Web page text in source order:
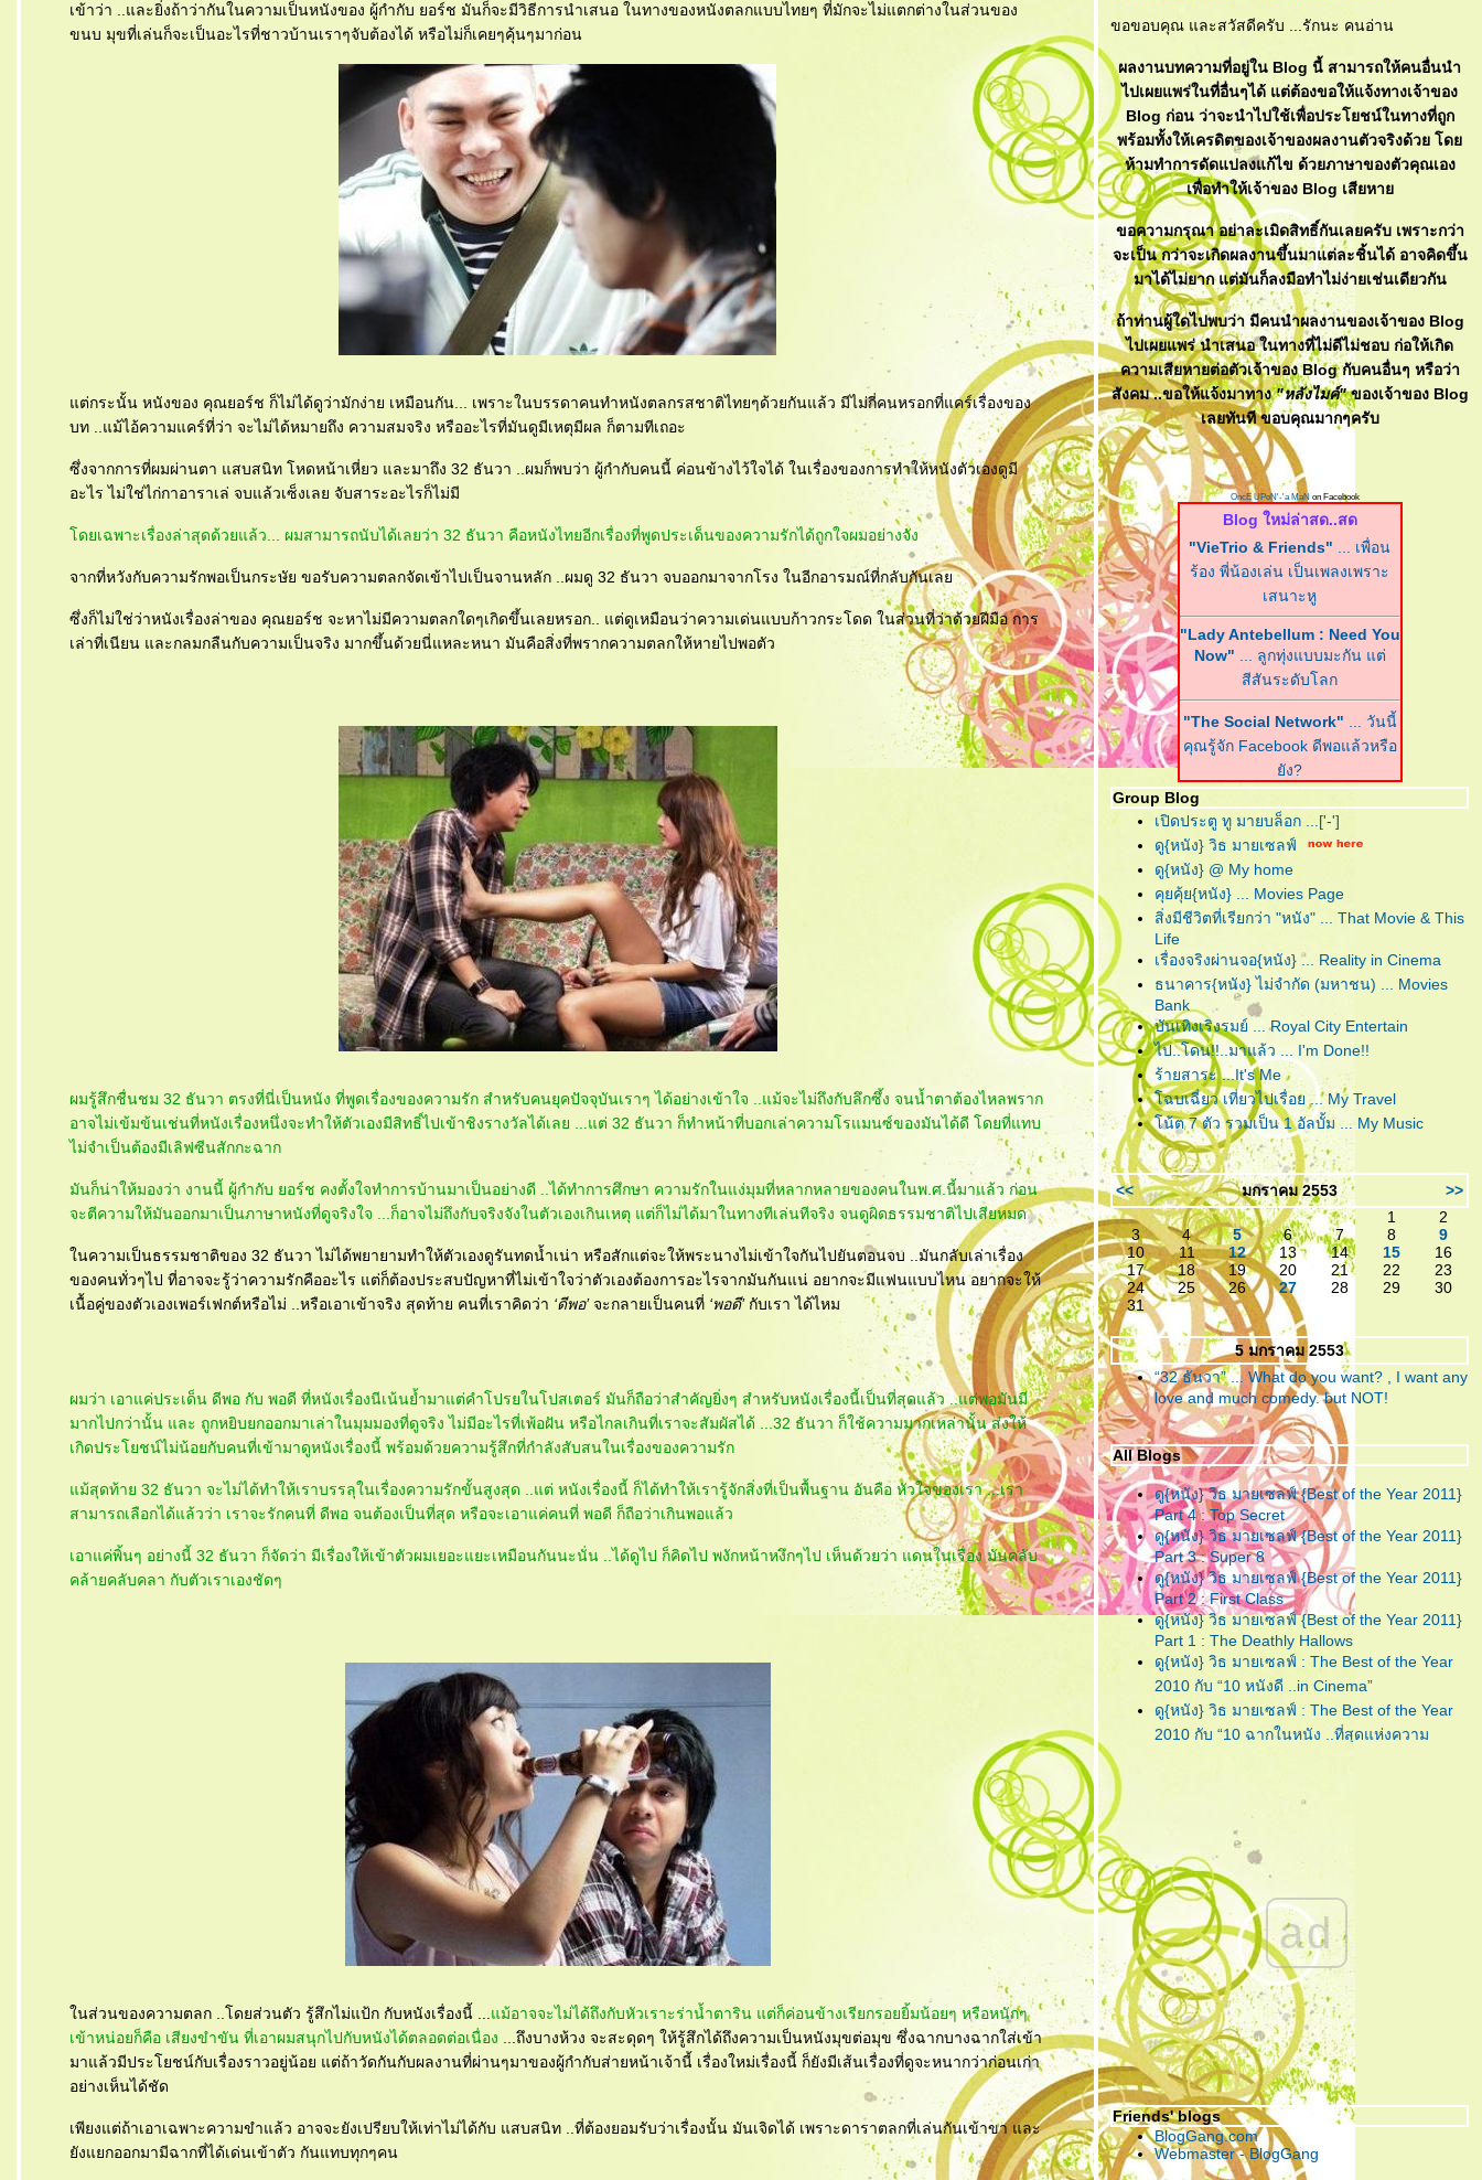
เข้าว่า ..และยิ่งถ้าว่ากันในความเป็นหนังของ ผู้กำกับ ยอร์ช มันก็จะมีวิธีการนำเสนอ ในทางของหนังตลกแบบไทยๆ ที่มักจะไม่แตกต่างในส่วนของ
ขนบ มุขที่เล่นก็จะเป็นอะไรที่ชาวบ้านเราๆจับต้องได้ หรือไม่ก็เคยๆคุ้นๆมาก่อน
ต่กระนั้น หนังของ คุณยอร์ช ก็ไม่ได้ดูว่ามักง่าย เหมือนกัน... เพราะในบรรดาคนทำหนังตลกรสชาติไทยๆด้วยกันแล้ว มีไม่กี่คนหรอกที่แคร์เรื่องของ
บท ..แม้ไอ้ความแคร์ที่ว่า จะไม่ได้หมายถึง ความสมจริง หรืออะไรที่มันดูมีเหตุมีผล ก็ตามทีเถอะ
ซึ่งจากการที่ผมผ่านตา แสบสนิท โหดหน้าเหี่ยว และมาถึง 32 ธันวา ..ผมก็พบว่า ผู้กำกับคนนี้ ค่อนข้างไว้ใจได้ ในเรื่องของการทำให้หนังตัวเองดูมี
อะไร ไม่ใช่ไก่กาอาราเล่ จบแล้วเซ็งเลย จับสาระอะไรก็ไม่มี
ดยเฉพาะเรื่องล่าสุดด้วยแล้ว... ผมสามารถนับได้เลยว่า 32 ธันวา คือหนังไทยอีกเรื่องที่พูดประเด็นของความรักได้ถูกใจผมอย่างจัง
จากที่หวังกับความรักพอเป็นกระษัย ขอรับความตลกจัดเข้าไปเป็นจานหลัก ..ผมดู 32 ธันวา จบออกมาจากโรง ในอีกอารมณ์ที่กลับกันเล
ซึ่งก็ไม่ใช่ว่าหนังเรื่องล่าของ คุณยอร์ช จะหาไม่มีความตลกใดๆเกิดขึ้นเลยหรอก.. แต่ดูเหมือนว่าความเด่นแบบก้าวกระโดด ในส่วนที่ว่าด้วยฝีมือ การ
เล่าที่เนียน และกลมกลืนกับความเป็นจริง มากขึ้นด้วยนี่แหละหนา มันคือสิ่งที่พรากความตลกให้หายไปพอตัว
ผมรู้สึกชื่นชม 32 ธันวา ตรงที่นี่เป็นหนัง ที่พูดเรื่องของความรัก สำหรับคนยุคปัจจุบันเราๆ ได้อย่างเข้าใจ ..แม้จะไม่ถึงกับลึกซึ้ง จนน้ำตาต้องไหลพราก
อาจไม่เข้มข้นเช่นที่หนังเรื่องหนึ่งจะทำให้ตัวเองมีสิทธิ์ไปเข้าชิงรางวัลได้เลย ...แต่ 32 ธันวา ก็ทำหน้าที่บอกเล่าความโรแมนซ์ของมันได้ดี โดยที่แทบ
ไม่จำเป็นต้องมีเลิฟซีนสักกะฉาก
มันก็น่าให้มองว่า งานนี้ ผู้กำกับ ยอร์ช คงตั้งใจทำการบ้านมาเป็นอย่างดี ..ได้ทำการศึกษา ความรักในแง่มุมที่หลากหลายของคนในพ.ศ.นี้มาแล้ว ก่อน
จะตีความให้มันออกมาเป็นภาษาหนังที่ดูจริงใจ ...ก็อาจไม่ถึงกับจริงจังในตัวเองเกินเหตุ แต่ก็ไม่ได้มาในทางทีเล่นทีจริง จนดูผิดธรรมชาติไปเสียหมด
นความเป็นธรรมชาติของ 32 ธันวา ไม่ได้พยายามทำให้ตัวเองดูรันทดน้ำเน่า หรือสักแต่จะให้พระนางไม่เข้าใจกันไปยันตอนจบ ..มันกลับเล่าเรื่อง
ของคนทั่วๆไป ที่อาจจะรู้ว่าความรักคืออะไร แต่ก็ต้องประสบปัญหาที่ไม่เข้าใจว่าตัวเองต้องการอะไรจากมันกันแน่ อยากจะมีแฟนแบบไหน อยากจะให้
เนื้อคู่ของตัวเองเพอร์เฟกต์หรือไม่ ..หรือเอาเข้าจริง สุดท้าย คนที่เราคิดว่า ‘ดีพอ’จะกลายเป็นคนที่ ‘พอดี’กับเรา ได้ไหม
ผมว่า เอาแค่ประเด็น ดีพอ กับ พอดี ที่หนังเรื่องนีเน้นย้ำมาแต่คำโปรยในโปสเตอร์ มันก็ถือว่าสำคัญยิ่งๆ สำหรับหนังเรื่องนี้เป็นที่สุดแล้ว ..แต่พอมันมี
มากไปกว่านั้น และ ถูกหยิบยกออกมาเล่าในมุมมองที่ดูจริง ไม่มีอะไรที่เพ้อฝัน หรือไกลเกินที่เราจะสัมผัสได้ ...32 ธันวา ก็ใช้ความมากเหล่านั้น ส่งให้
เกิดประโยชน์ไม่น้อยกับคนที่เข้ามาดูหนังเรื่องนี้ พร้อมด้วยความรู้สึกที่กำลังสับสนในเรื่องของความรัก
ม้สุดท้าย 32 ธันวา จะไม่ได้ทำให้เราบรรลุในเรื่องความรักขั้นสูงสุด ..แต่ หนังเรื่องนี้ ก็ได้ทำให้เรารู้จักสิ่งที่เป็นพื้นฐาน อันคือ หัวใจของเรา ...เรา
สามารถเลือกได้แล้วว่า เราจะรักคนที่ ดีพอ จนต้องเป็นที่สุด หรือจะเอาแค่คนที่ พอดี ก็ถือว่าเกินพอแล้ว
เอาแค่พิ้นๆ อย่างนี้ 32 ธันวา ก็จัดว่า มีเรื่องให้เข้าตัวผมเยอะแยะเหมือนกันนะนั่น ..ได้ดูไป ก็คิดไป พงักหน้าหงึกๆไป เห็นด้วยว่า แดนในเรื่อง มันคลับ
คล้ายคลับคลา กับตัวเราเองชัดๆ
นส่วนของความตลก ..โดยส่วนตัว รู้สึกไม่แป้ก กับหนังเรื่องนี้ ... ม้อาจจะไม่ได้ถึงกับหัวเราะร่าน้ำตาริน แต่ก็ค่อนข้างเรียกรอยยิ้มน้อยๆ หรือหนักๆ
เข้าหน่อยก็คือ เสียงขำขัน ที่เอาผมสนุกไปกับหนังได้ตลอดต่อเนื่อง ...ถึงบางห้วง จะสะดุดๆ ให้รู้สึกได้ถึงความเป็นหนังมุขต่อมุข ซึ่งฉากบางฉากใส่เข้า
มาแล้วมีประโยชน์กับเรื่องราวอยู่น้อย แต่ถ้าวัดกันกับผลงานที่ผ่านๆมาของผู้กำกับส่ายหน้าเจ้านี้ เรื่องใหม่เรื่องนี้ ก็ยังมีเส้นเรื่องที่ดูจะหนากว่าก่อนเก่า
อย่างเห็นได้ชัด
เพียงแต่ถ้าเอาเฉพาะความขำแล้ว อาจจะยังเปรียบให้เท่าไม่ได้กับ แสบสนิท ..ที่ต้องยอมรับว่าเรื่องนั้น มันเจิดได้ เพราะดาราตลกที่เล่นกันเข้าขา และ
ังแยกออกมามีฉากที่ได้เด่นเข้าตัว กันแทบทุกๆคน
ขอขอบคุณ และสวัสดีครับ ...รักนะ คนอ่าน
ผลงานบทความที่อยู่ใน Blog นี้ สามารถให้คนอื่นนำ
ไปเผยแพร่ในที่อื่นๆได้ แต่ต้องขอให้แจ้งทางเจ้าของ
Blog ก่อน ว่าจะนำไปใช้เพื่อประโยชน์ในทางที่ถูก
พร้อมทั้งให้เครดิตของเจ้าของผลงานตัวจริงด้วย โด
ห้ามทำการดัดแปลงแก้ไข ด้วยภาษาของตัวคุณเอง
เพื่อทำให้เจ้าของ Blog เสียหา
ขอความกรุณา อย่าละเมิดสิทธิ์กันเลยครับ เพราะกว่า
จะเป็น กว่าจะเกิดผลงานขึ้นมาแต่ละชิ้นได้ อาจคิดขึ้น
มาได้ไม่ยาก แต่มันก็ลงมือทำไม่ง่ายเช่นเดียวกัน
ถ้าท่านผู้ใดไปพบว่า มีคนนำผลงานของเจ้าของ Blog
ไปเผยแพร่ นำเสนอ ในทางที่ไม่ดีไม่ชอบ ก่อให้เกิด
ความเสียหายต่อตัวเจ้าของ Blog กับคนอื่นๆ หรือว่า
สังคม ..ขอให้แจ้งมาทาง"หลังไมค์"ของเจ้าของ Blog
เลยทันที ขอบคุณมากๆครับ
OncE UPoN'-'a MaN on Facebook
Blog ใหม่ล่าสด..สด
"VieTrio & Friends" ... เพื่อน
ร้อง พี่น้องเล่น เป็นเพลงเพราะ
เสนาะหู
"Lady Antebellum : Need You
Now" ... ลูกทุ่งแบบมะกัน แต่
สีสันระดับโลก
"The Social Network" ... วันนี้
คุณรู้จัก Facebook ดีพอแล้วหรือ
ัง?
"Harry Potter and the Deathly
Hallows : Part I" ... ฉันต้องเปิด
เพื่อจะปิด!
"Scrubb : Kid"... คำตอบของ
เพลงอินดี้ที่ฟังง่าย อยู่ในอัลบั้มนี้
"Due Date"... รวมกันเราต้องอยู่
(กรุณา)อย่าทิ้งตูเป็นอันขาด!!?
"B.o.B. Presents: The
Adventures of Bobby Ray"
อาจเป็นฮิปฮอปหน้าใหม่ แต่ไม่ขอ
ึดติดความฮิป
"RED"... โตอย่างสมวัย แก่อย่าง
มีคุณภาพ และจงระห่ำอย่างไม่
เหลืออะไรจะเสีย!
"ห้องตรงข้าม หัวใจตรงกัน"
...
(หนังสั้น)แบบตัวเต็ม ที่ไม่มีอะไร
มากมาย แต่ก็ยังมีความจริงใจ!
"ห้องตรงข้าม หัวใจตรงกัน"...
กับตัวอย่างน้ำจิ้ม ของหนังสั้นที่
คงจะมีอะไรๆอยู่ในนั้น
"อินทรีแดง"... สมศักดิ์ศรีที่ได้
กลับมา ..วีรบุรุษที่หนังไท
ต้องการ!
"ชั่วฟ้าดินสลาย"... เมื่อคำ “รัก”
มีค่าเท่าคำว่า “ร้าย” คงทำลายคน
ทั้งหลายให้วายวอด
"Resident Evil : Afterlife"
สงครามยังไม่จบ ยังต้องนับศพ
ซอมบี้จนเบื่อกันไปข้าง!!
"Lula : Twist" ... เพลงฟังชวน
เพลิน จากคนเพลินๆ ที่ชื่อ 'ลุลา'
"CHARICE"
เล็กแห่ง ‘เอเชีย’ ที่คู่ควรกับการ
เจียระไนโดย ‘อเมริกา’
"กวน มึน โฮ"... ความรัก อาจแพ้
บ้างอะไรบ้าง แต่ ความ ‘เห็นแก่
ตัว’ เอาชนะได้ทุกสิ่ง!
Group Blog
เปิดประตู ทู มายบล็อก ...['-']
ดู{หนัง} วิธ มายเซลฟ์
ดู{หนัง} @ My home
คุยคุ้ย{หนัง} ... Movies Page
สิ่งมีชีวิตที่เรียกว่า "หนัง" ... That Movie & This
Life
เรื่องจริงผ่านจอ{หนัง} ... Reality in Cinema
ธนาคาร{หนัง} ไม่จำกัด (มหาชน) ... Movies
Bank
บันเทิงเริงรมย์ ... Royal City Entertain
ไป..โดน!!..มาแล้ว ... I'm Done!!
ร้ายสาระ ...It's Me
ฉบเฉี่ยว เที่ยวไปเรื่อย ... My Travel
น้ต 7 ตัว รวมเป็น 1 อัลบั้ม ... My Music
<< มกราคม 2553
>>
1
2
3
4 5 6 7 8
9
10
11 12 13 14 15
16
17
18 19 20 21 22
23
24
25 26 27 28 29
30
31
5 มกราคม 2553
“32 ธันวา” ... What do you want? , I want any
love and much comedy. but NOT!
All Blogs
ดู{หนัง} วิธ มายเซลฟ์ {Best of the Year 2011}
Part 4 : Top Secret
ดู{หนัง} วิธ มายเซลฟ์ {Best of the Year 2011}
Part 3 : Super 8
ดู{หนัง} วิธ มายเซลฟ์ {Best of the Year 2011}
Part 2 : First Class
ดู{หนัง} วิธ มายเซลฟ์ {Best of the Year 2011}
Part 1 : The Deathly Hallows
ดู{หนัง} วิธ มายเซลฟ์ : The Best of the Year
2010 กับ “10 หนังดี ..in Cinema”
ดู{หนัง} วิธ มายเซลฟ์ : The Best of the Year
2010 กับ “10 ฉากในหนัง ..ที่สุดแห่งความ
2010 กับ “การแสดง ..ที่สุดแห่งความประทับใจ”
ดู{หนัง} วิธ มายเซลฟ์ : The Best of the Year
2010 กับ “10 หนังดี ..in My Home”
ดู{หนัง} วิธ มายเซลฟ์ : The Best of the Year
2010 กับ “5 หนังไม่สนุก ให้อยากลืม เป็นที่สุด”
"The Social Network" ... วันนี้ คุณรู้จัก
Facebook ดีพอแล้วหรือยัง?
"Harry Potter and the Deathly Hallows : Part
I" ... ฉันต้องเปิด เพื่อจะปิด!
"Due Date" ... รวมกันเราต้องอยู่ (กรุณา)อย่าทิ้ง
ตูเป็นอันขาด!!?
"RED" ... โตอย่างสมวัย แก่อย่างมีคุณภาพ และ
จงระห่ำอย่างไม่เหลืออะไรจะเสีย!
"อินทรีแดง" ... สมศักดิ์ศรีที่ได้กลับมา ..วีรบุรุษที่
หนังไทยต้องการ!
"ชั่วฟ้าดินสลาย" ... เมื่อคำ “รัก” มีค่าเท่าคำว่า
ad
Friends' blogs
BlogGang.com
Webmaster - BlogGang